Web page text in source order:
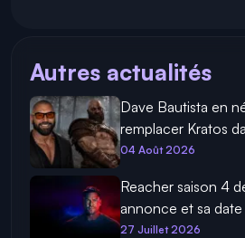
Autres actualités
Dave Bautista en
remplacer Kratos
04 Août 2026
Reacher saison 4
annonce et sa
27 Juillet 2026